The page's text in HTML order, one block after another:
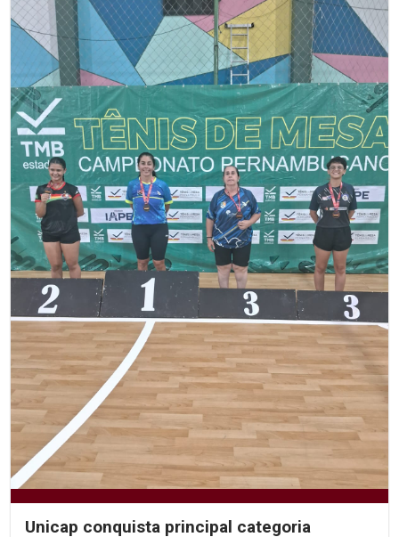
Unicap conquista principal categoria